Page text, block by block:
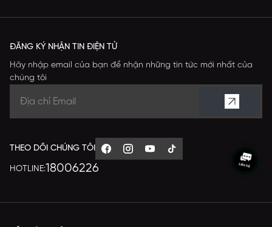
ĐĂNG KÝ NHẬN TIN ĐIỆN TỬ
Hãy nhập email của bạn để nhận những tin tức mới nhất của
chúng tôi
THEO DÕI CHÚNG TÔI
HOTLINE:18006226